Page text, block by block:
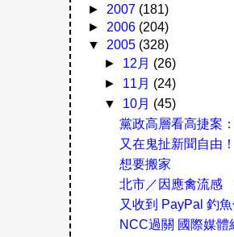
► 2007 (181)
► 2006 (204)
▼ 2005 (328)
► 12月 (26)
► 11月 (24)
▼ 10月 (45)
黨政高層看高捷案
又在鬼扯新聞自由！
想要搬家
北市／因應禽流感
又收到 PayPal 釣魚
NCC過關 國際媒體